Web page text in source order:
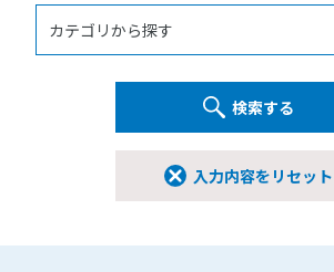
入力内容をリセット
検索する